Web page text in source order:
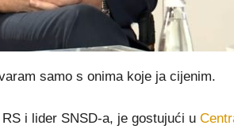
samo s onima koje ja cijenim.
i lider SNSD-a, je gostujući u